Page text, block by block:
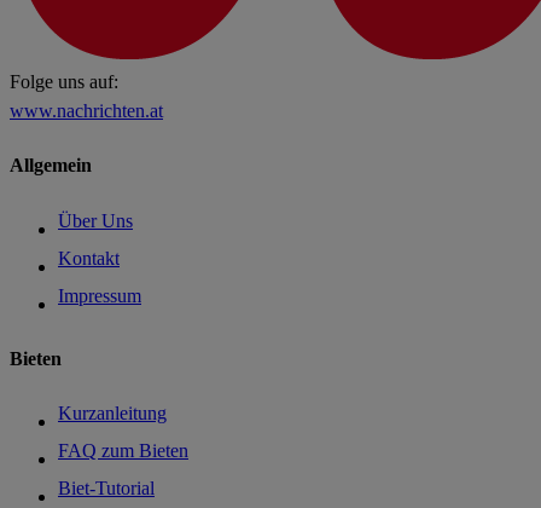
Folge uns auf:
www.nachrichten.at
Allgemein
Über Uns
Kontakt
Impressum
Bieten
Kurzanleitung
FAQ zum Bieten
Biet-Tutorial